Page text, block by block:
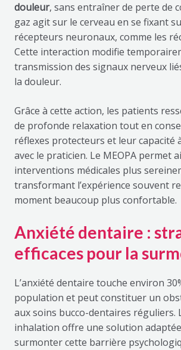
douleur, sans entraîner de perte de
gaz agit sur le cerveau en se fixant
récepteurs neuronaux, comme les
Cette interaction modifie
transmission des signaux nerveux
la douleur.
Grâce à cette action, les patients
de profonde relaxation tout en
réflexes protecteurs et leur capacité
avec le praticien. Le MEOPA permet
interventions médicales plus
transformant l’expérience souvent
moment beaucoup plus confortable.
Anxiété dentaire :
efficaces pour la
L’anxiété dentaire touche environ
population et peut constituer un
aux soins bucco-dentaires réguliers.
inhalation offre une solution
surmonter cette barrière